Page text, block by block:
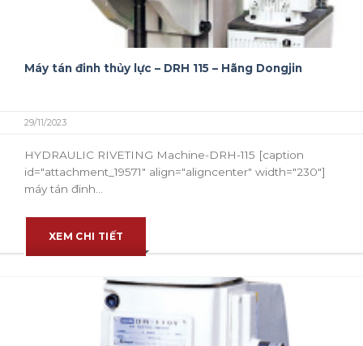
Máy tán đinh thủy lực – DRH 115 – Hãng Dongjin
29/11/2023
HYDRAULIC RIVETING Machine-DRH-115 [caption
id="attachment_19571" align="aligncenter" width="230"]
máy tán đinh...
XEM CHI TIẾT